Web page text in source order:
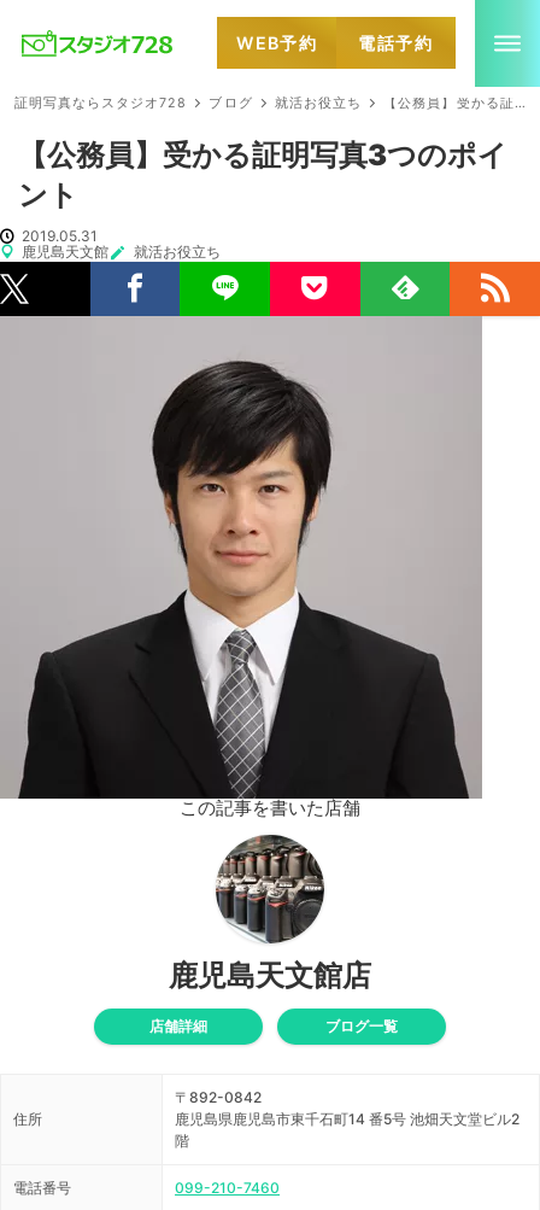
WEB予約 電話予約
証明写真ならスタジオ728 ブログ 就活お役立ち 【公務員】受かる証明写真3つのポイント
【公務員】受かる証明写真3つのポイ
ント
2019.05.31
鹿児島天文館
就活お役立ち
この記事を書いた店舗
鹿児島天文館店
店舗詳細 ブログ一覧
住所
〒892-0842
鹿児島県鹿児島市東千石町14 番5号 池畑天文堂ビル2
階
電話番号 099-210-7460